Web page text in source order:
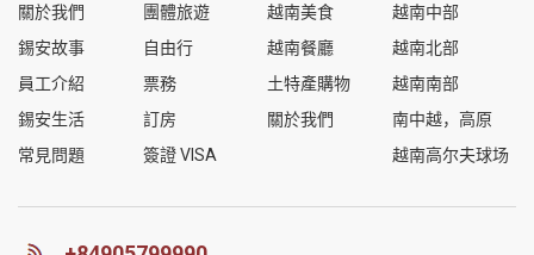
關於我們
錫安故事
員工介紹
錫安生活
常見問題
團體旅遊
自由行
票務
訂房
簽證 VISA
越南美食
越南餐廳
土特產購物
關於我們
越南中部
越南北部
越南南部
南中越，高原
越南高尔夫球场